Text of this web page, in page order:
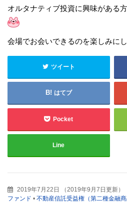
オルタナティブ投資に興味がある
会場でお会いできるのを楽しみに
ツイート
はてブ
Pocket
Line
2019年7月22日 （ 2019年9月7日更新）
ファンド • 不動産信託受益権（第二種金融商